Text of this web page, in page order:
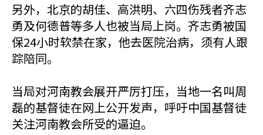
另外，北京的胡佳、高洪明、六四伤残者齐志
勇及何德普等多人也被当局上岗。齐志勇被国
保24小时软禁在家，他去医院治病，须有人跟
踪陪同。
当局对河南教会展开严厉打压，当地一名叫周
磊的基督徒在网上公开发声，呼吁中国基督徒
关注河南教会所受的逼迫。